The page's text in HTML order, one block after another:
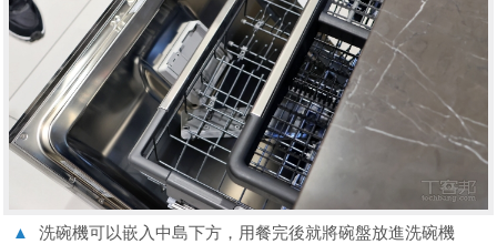
▲
洗碗機可以嵌入中島下方，用餐完後就將碗盤放進洗碗機